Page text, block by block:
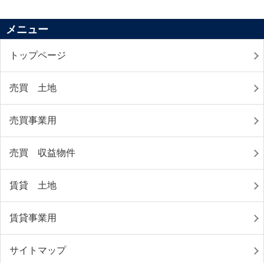
メニュー
トップページ
売買 土地
売買事業用
売買 収益物件
賃貸 土地
賃貸事業用
サイトマップ